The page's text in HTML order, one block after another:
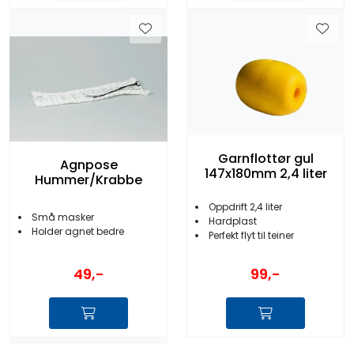
Agnpose
Hummer/Krabbe
Små masker
Holder agnet bedre
49,-
Garnflottør gul
147x180mm 2,4 liter
Oppdrift 2,4 liter
Hardplast
Perfekt flyt til teiner
99,-